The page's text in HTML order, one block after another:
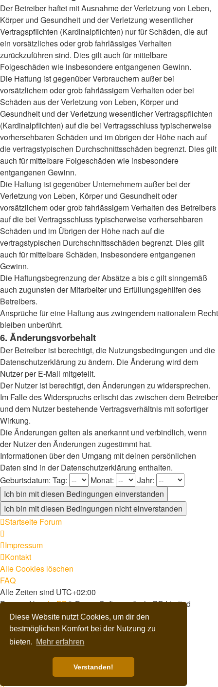
Diese Website nutzt Cookies, um dir den
bestmöglichen Komfort bei der Nutzung zu
bieten. Mehr erfahren
Verstanden!
Der Betreiber haftet mit Ausnahme der Verletzung von Leben,
Körper und Gesundheit und der Verletzung wesentlicher
Vertragspflichten (Kardinalpflichten) nur für Schäden, die auf
ein vorsätzliches oder grob fahrlässiges Verhalten
zurückzuführen sind. Dies gilt auch für mittelbare
Folgeschäden wie insbesondere entgangenen Gewinn.
Die Haftung ist gegenüber Verbrauchern außer bei
vorsätzlichem oder grob fahrlässigem Verhalten oder bei
Schäden aus der Verletzung von Leben, Körper und
Gesundheit und der Verletzung wesentlicher Vertragspflichten
(Kardinalpflichten) auf die bei Vertragsschluss typischerweise
vorhersehbaren Schäden und im übrigen der Höhe nach auf
die vertragstypischen Durchschnittsschäden begrenzt. Dies gilt
auch für mittelbare Folgeschäden wie insbesondere
entgangenen Gewinn.
Die Haftung ist gegenüber Unternehmern außer bei der
Verletzung von Leben, Körper und Gesundheit oder
vorsätzlichem oder grob fahrlässigem Verhalten des Betreibers
auf die bei Vertragsschluss typischerweise vorhersehbaren
Schäden und im Übrigen der Höhe nach auf die
vertragstypischen Durchschnittsschäden begrenzt. Dies gilt
auch für mittelbare Schäden, insbesondere entgangenen
Gewinn.
Die Haftungsbegrenzung der Absätze a bis c gilt sinngemäß
auch zugunsten der Mitarbeiter und Erfüllungsgehilfen des
Betreibers.
Ansprüche für eine Haftung aus zwingendem nationalem Recht
bleiben unberührt.
6. Änderungsvorbehalt
Der Betreiber ist berechtigt, die Nutzungsbedingungen und die
Datenschutzerklärung zu ändern. Die Änderung wird dem
Nutzer per E-Mail mitgeteilt.
Der Nutzer ist berechtigt, den Änderungen zu widersprechen.
Im Falle des Widerspruchs erlischt das zwischen dem Betreiber
und dem Nutzer bestehende Vertragsverhältnis mit sofortiger
Wirkung.
Die Änderungen gelten als anerkannt und verbindlich, wenn
der Nutzer den Änderungen zugestimmt hat.
Informationen über den Umgang mit deinen persönlichen
Daten sind in der Datenschutzerklärung enthalten.
Geburtsdatum: Tag: Monat: Jahr:
Startseite Forum
Impressum
Kontakt
Alle Cookies löschen
FAQ
Alle Zeiten sind UTC+02:00
Powered byphpBB® Forum Software © phpBB Limited
Deutsche Übersetzung durchphpBB.de
Dark Vision ©Kirk
Datenschutz|Nutzungsbedingungen